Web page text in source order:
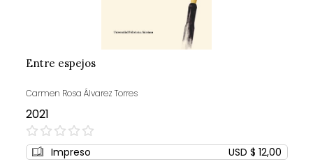
Entre espejos
Carmen Rosa Álvarez Torres
2021
0%
Impreso USD $ 12,00